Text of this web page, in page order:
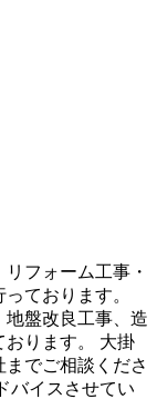
フォーム工事・
ております。
地盤改良工事、造
おります。 大掛
でご相談くださ
バイスさせてい